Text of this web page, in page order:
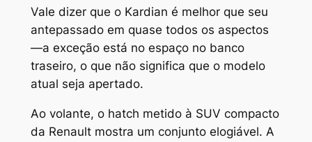
Vale dizer que o Kardian é melhor que seu
antepassado em quase todos os aspectos
—a exceção está no espaço no banco
traseiro, o que não significa que o modelo
atual seja apertado.
Ao volante, o hatch metido à SUV compacto
da Renault mostra um conjunto elogiável. A